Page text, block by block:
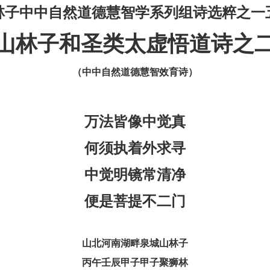
子中中自然道德慧智学系列组诗选粹之一
林子和圣类太虚悟道诗之
（中中自然道德慧智效育诗）
万法皆像中觉真
何须执着外求寻
中觉明镜常清净
便是菩提不二门
山北河南湖畔泉城山林子
丙午壬辰甲子甲子聚狮林